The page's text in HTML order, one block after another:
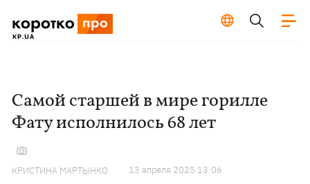
Самой старшей в мире горилле
Фату исполнилось 68 лет
КРИСТИНА МАРТЫНКО 13 апреля 2025 13:06